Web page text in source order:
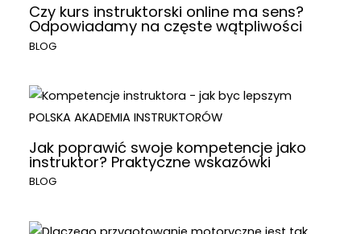
Czy kurs instruktorski online ma sens?
Odpowiadamy na częste wątpliwości
BLOG
Jak poprawić swoje kompetencje jako
instruktor? Praktyczne wskazówki
BLOG